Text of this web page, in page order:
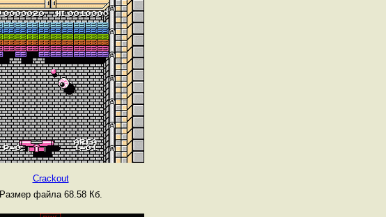
Crackout
Размер файла 68.58 Кб.